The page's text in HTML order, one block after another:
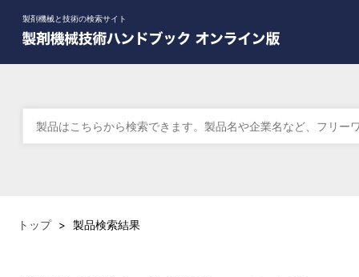
製剤機械と技術の検索サイト
トップ > 製品検索結果